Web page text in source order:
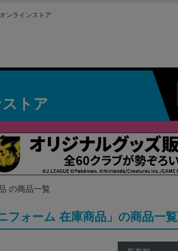
ンラインストア
トア
の商品一覧
フォーム 在庫商品」の商品一覧